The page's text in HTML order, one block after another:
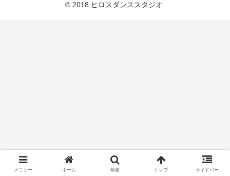
© 2018 ヒロスダンススタジオ.
メニュー ホーム 検索 トップ サイドバー